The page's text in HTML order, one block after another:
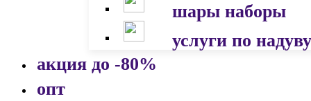
шары наборы
услуги по надуву
акция до -80%
опт